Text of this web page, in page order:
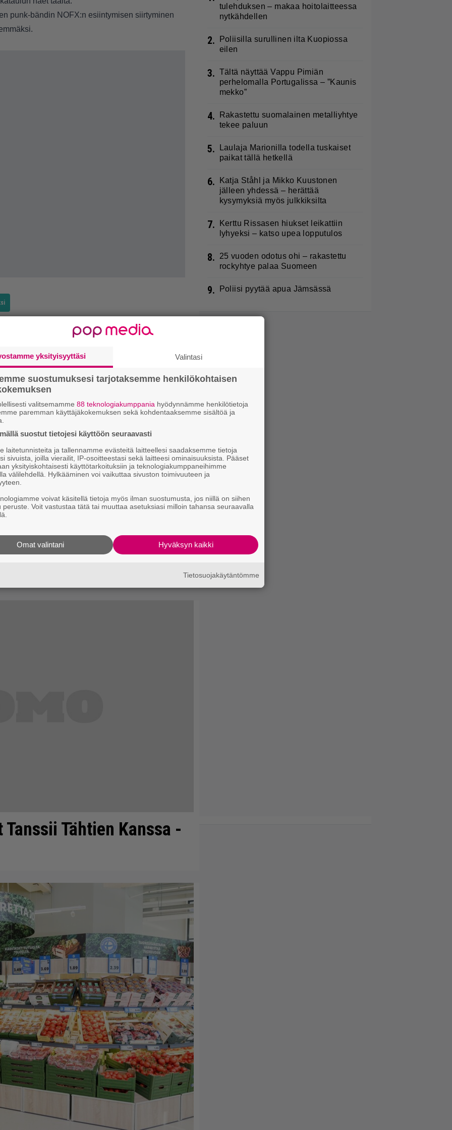
punk-bändin NOFX:n esiintymisen siirtyminen
tytär pääsi
– katso kuva
Tähtien Kanssa -
tulehduksen – makaa hoitolaitteessa
nytkähdellen
2.
Poliisilla surullinen ilta Kuopiossa
eilen
3. Tältä näyttää Vappu Pimiän
perhelomalla Portugalissa – ”Kaunis
mekko”
4.
Rakastettu suomalainen metalliyhtye
tekee paluun
5.
Laulaja Marionilla todella tuskaiset
paikat tällä hetkellä
6.
Katja Ståhl ja Mikko Kuustonen
jälleen yhdessä – herättää
kysymyksiä myös julkkiksilta
7.
Kerttu Rissasen hiukset leikattiin
lyhyeksi – katso upea lopputulos
8.
25 vuoden odotus ohi – rakastettu
rockyhtye palaa Suomeen
9. Poliisi pyytää apua Jämsässä
yksityisyyttäsi Valintasi
suostumuksesi tarjotaksemme henkilökohtaisen
valitsemamme 88 teknologiakumppania hyödynnämme henkilötietoja
paremman käyttäjäkokemuksen sekä kohdentaaksemme sisältöä ja
suostut tietojesi käyttöön seuraavasti
laitetunnisteita ja tallennamme evästeitä laitteellesi saadaksemme tietoja
sivuista, joilla vierailit, IP-osoitteestasi sekä laitteesi ominaisuuksista. Pääset
yksityiskohtaisesti käyttötarkoituksiin ja teknologiakumppaneihimme
välilehdellä. Hylkääminen voi vaikuttaa sivuston toimivuuteen ja
voivat käsitellä tietoja myös ilman suostumusta, jos niillä on siihen
peruste. Voit vastustaa tätä tai muuttaa asetuksiasi milloin tahansa seuraavalla
Hyväksyn kaikki
Omat valintani
Tietosuojakäytäntömme